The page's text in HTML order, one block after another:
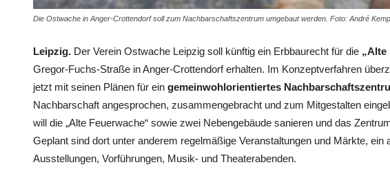
Die Ostwache in Anger-Crottendorf soll zum Nachbarschaftszentrum umgebaut werden. Foto: André
Leipzig. Der Verein Ostwache Leipzig soll künftig ein Erbbaurecht für die „Alte
Gregor-Fuchs-Straße in Anger-Crottendorf erhalten. Im Konzeptverfahren
jetzt mit seinen Plänen für ein gemeinwohlorientiertes
Nachbarschaft angesprochen, zusammengebracht und zum Mitgestalten
will die „Alte Feuerwache“ sowie zwei Nebengebäude sanieren und das
Geplant sind dort unter anderem regelmäßige Veranstaltungen und Märkte, ein
Ausstellungen, Vorführungen, Musik- und Theaterabenden.